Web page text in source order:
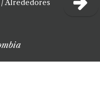
/Alrededores